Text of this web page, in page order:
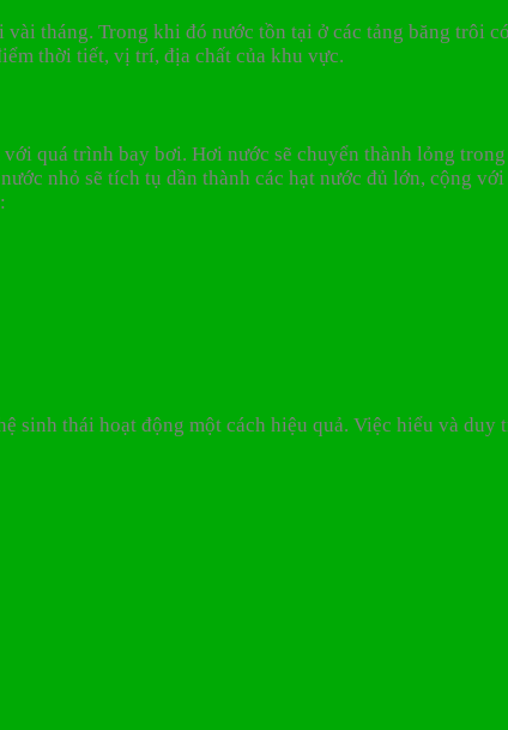
tháng. Trong khi đó nước tồn tại ở các tảng băng trôi
thời tiết, vị trí, địa chất của khu vực.
quá trình bay bơi. Hơi nước sẽ chuyển thành lỏng
nhỏ sẽ tích tụ dần thành các hạt nước đủ lớn, cộng
sinh thái hoạt động một cách hiệu quả. Việc hiểu và duy